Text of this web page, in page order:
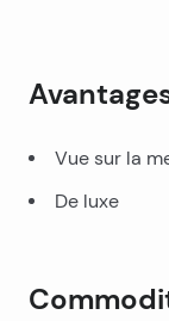
Vue sur la
De luxe